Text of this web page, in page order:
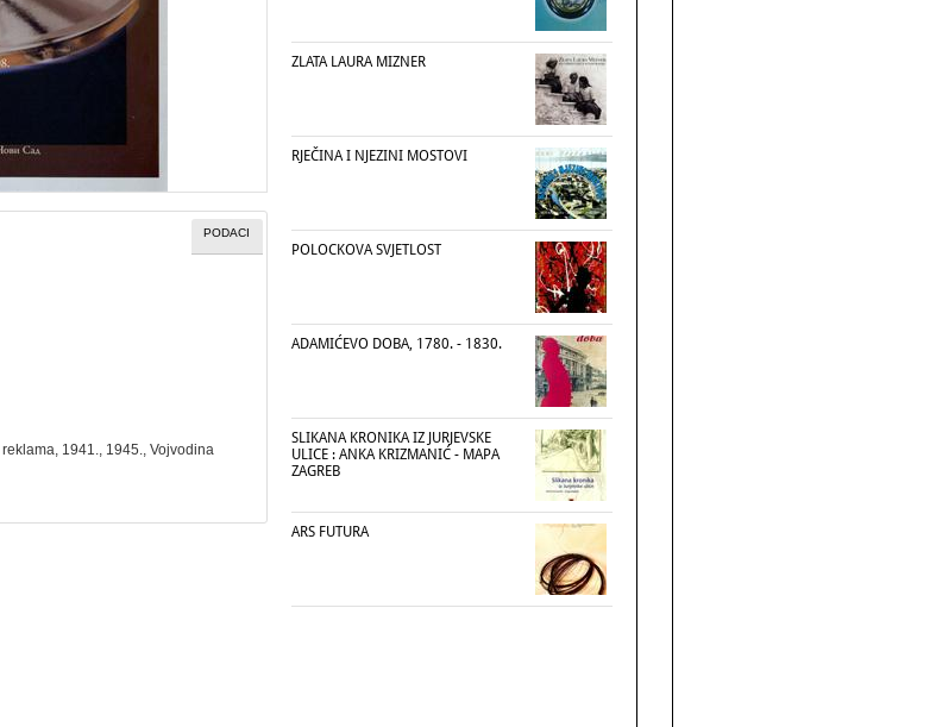
PODACI
,reklama , 1941., 1945., Vojvodina
ZLATA LAURA MIZNER
RJEČINA I NJEZINI MOSTOVI
POLOCKOVA SVJETLOST
ADAMIĆEVO DOBA, 1780. - 1830.
SLIKANA KRONIKA IZ JURJEVSKE
ULICE : ANKA KRIZMANIĆ - MAPA
ZAGREB
ARS FUTURA